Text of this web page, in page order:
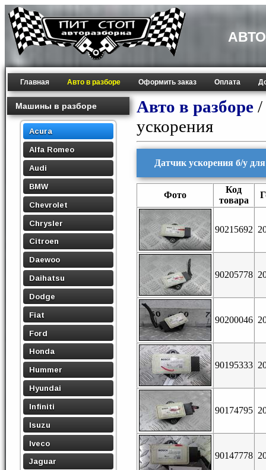
Главная Авто в разборе Оформить заказ Оплата
Машины в разборе
Acura
Alfa Romeo
Audi
BMW
Chevrolet
Chrysler
Citroen
Daewoo
Daihatsu
Dodge
Fiat
Ford
Honda
Hummer
Hyundai
Infiniti
Isuzu
Iveco
Jaguar
Авто в разборе /
ускорения
Датчик ускорения б/у
Фото
Код
товара
90215692
90205778
90200046
90195333
90174795
90147778